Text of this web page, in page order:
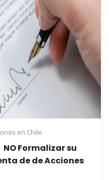
en Chile
NO Formalizar su
de de Acciones